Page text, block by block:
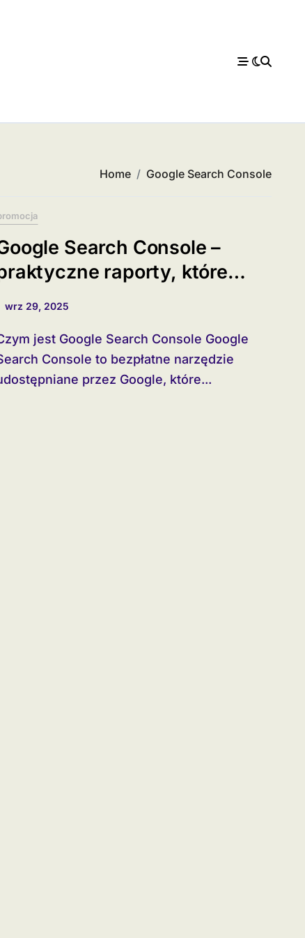
Home Google Search Console
Search Console –
raporty, które
każdy SEOwiec powinien
wrz 29, 2025
Google
Console to bezpłatne narzędzie
przez Google, które...